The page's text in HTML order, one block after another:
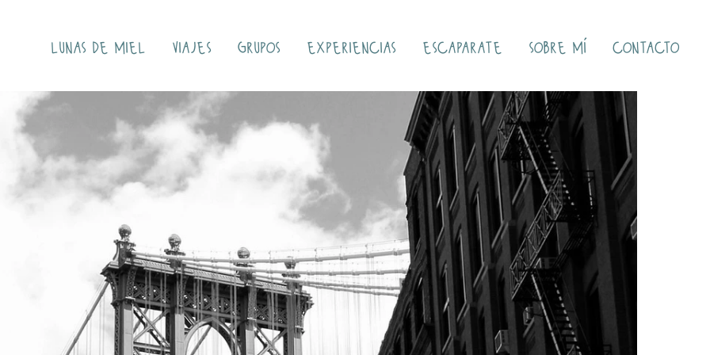
lunas de miel viajes grupos experiencias escaparate sobre mí contacto